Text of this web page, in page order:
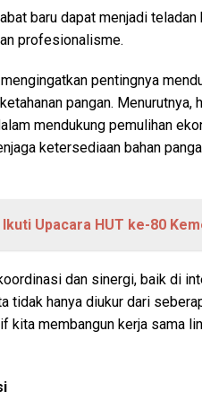
baru dapat menjadi
profesionalisme.
pentingnya
pangan.
mendukung pemulihan
ketersediaan bahan
Upacara HUT ke-80
dan sinergi, baik di
tidak hanya diukur dari
kita membangun kerja sama